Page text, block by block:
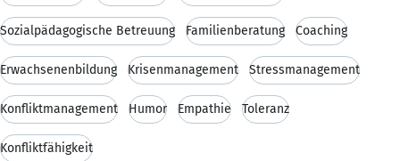
Sozialpädagogische Betreuung Familienberatung Coaching
Erwachsenenbildung Krisenmanagement Stressmanagement
Konfliktmanagement Humor Empathie Toleranz
Konfliktfähigkeit